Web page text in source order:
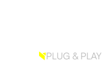
PLUG & PLAY